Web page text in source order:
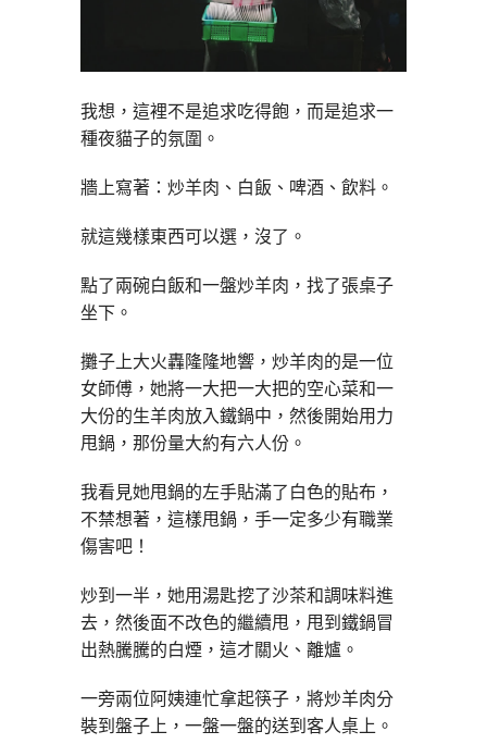
我想，這裡不是追求吃得飽，而是追求一
種夜貓子的氛圍。
牆上寫著：炒羊肉、白飯、啤酒、飲料。
就這幾樣東西可以選，沒了。
點了兩碗白飯和一盤炒羊肉，找了張桌子
坐下。
攤子上大火轟隆隆地響，炒羊肉的是一位
女師傅，她將一大把一大把的空心菜和一
大份的生羊肉放入鐵鍋中，然後開始用力
甩鍋，那份量大約有六人份。
我看見她甩鍋的左手貼滿了白色的貼布，
不禁想著，這樣甩鍋，手一定多少有職業
傷害吧！
炒到一半，她用湯匙挖了沙茶和調味料進
去，然後面不改色的繼續甩，甩到鐵鍋冒
出熱騰騰的白煙，這才關火、離爐。
一旁兩位阿姨連忙拿起筷子，將炒羊肉分
裝到盤子上，一盤一盤的送到客人桌上。